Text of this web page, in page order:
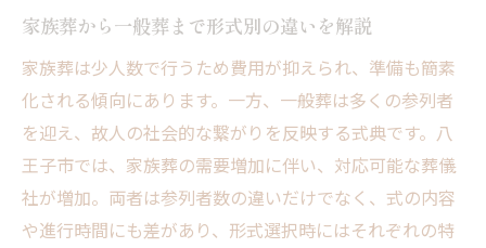
家族葬から一般葬まで形式別の違いを解説
家族葬は少人数で行うため費用が抑えられ、準備も簡素
化される傾向にあります。一方、一般葬は多くの参列者
を迎え、故人の社会的な繋がりを反映する式典です。八
王子市では、家族葬の需要増加に伴い、対応可能な葬儀
社が増加。両者は参列者数の違いだけでなく、式の内容
や進行時間にも差があり、形式選択時にはそれぞれの特